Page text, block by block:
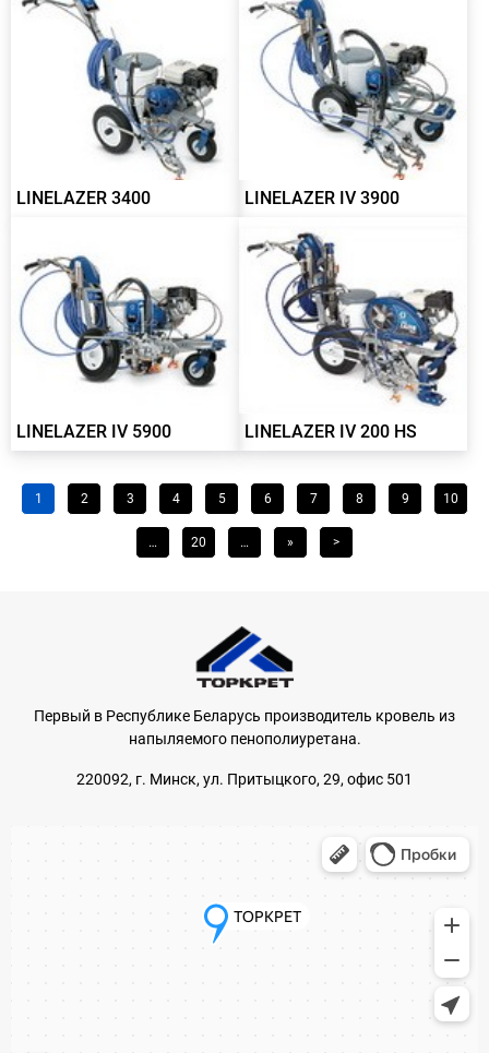
LINELAZER 3400 LINELAZER IV 3900
LINELAZER IV 5900 LINELAZER IV 200 HS
1 2 3 4 5 6 7 8 9 10
… 20 … » >
Первый в Республике Беларусь производитель кровель из
напыляемого пенополиуретана.
220092, г. Минск, ул. Притыцкого, 29, офис 501